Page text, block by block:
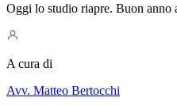
Oggi lo studio riapre. Buon anno
A cura di
Avv. Matteo Bertocchi